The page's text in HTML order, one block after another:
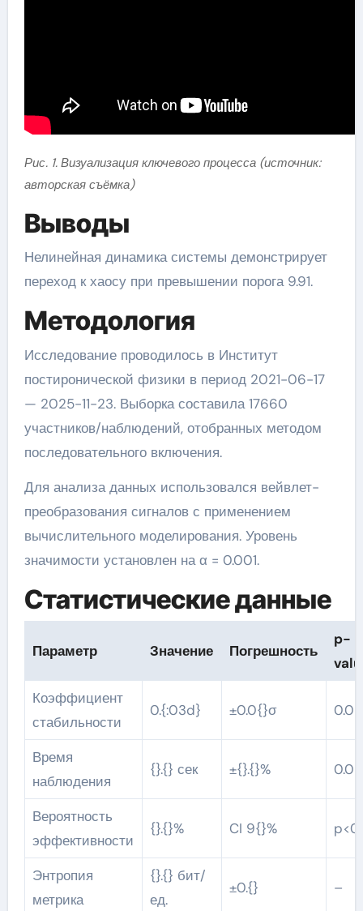
Рис. 1. Визуализация ключевого процесса (источник:
авторская съёмка)
Выводы
Нелинейная динамика системы демонстрирует
переход к хаосу при превышении порога 9.91.
Методология
Исследование проводилось в Институт
постиронической физики в период 2021-06-17
— 2025-11-23. Выборка составила 17660
участников/наблюдений, отобранных методом
последовательного включения.
Для анализа данных использовался вейвлет-
преобразования сигналов с применением
вычислительного моделирования. Уровень
значимости установлен на α = 0.001.
Статистические данные
Параметр Значение Погрешность
p-
Коэффициент
стабильности
0.{:03d} ±0.0{}σ
Время
наблюдения
{}.{} сек ±{}.{}%
Вероятность
эффективности
{}.{}% CI 9{}%
Энтропия
метрика
{}.{} бит/
ед.
±0.{} –